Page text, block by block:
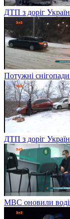
ДТП з доріг
Потужні
ДТП з доріг
МВС оновили